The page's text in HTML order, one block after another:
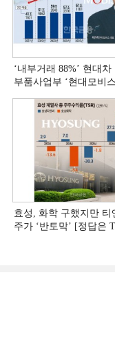
‘내부거래 88%ʼ 현대차
부품사업부 ‘현대모비
효성, 화학 구했지만 티
주가 ‘반토막’ [정답은